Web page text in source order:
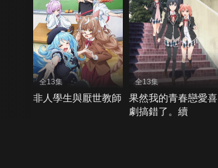
全13集
非人學生與厭世教師
全13集
果然我的青春戀愛喜
劇搞錯了。續